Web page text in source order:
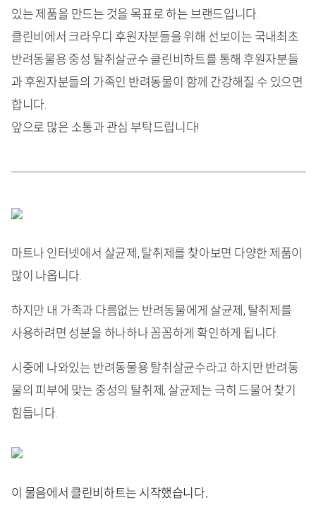
있는 제품을 만드는 것을 목표로 하는 브랜드입니다.
클린비에서 크라우디 후원자분들을 위해 선보이는 국내최초
반려동물용 중성 탈취살균수 클린비하트를 통해 후원자분들
과 후원자분들의 가족인 반려동물이 함께 간강해질 수 있으면
합니다.
앞으로 많은 소통과 관심 부탁드립니다!
마트나 인터넷에서 살균제, 탈취제를 찾아보면 다양한 제품이
많이 나옵니다.
하지만 내 가족과 다름없는 반려동물에게 살균제, 탈취제를
사용하려면 성분을 하나하나 꼼꼼하게 확인하게 됩니다.
시중에 나와있는 반려동물용 탈취살균수라고 하지만 반려동
물의 피부에 맞는 중성의 탈취제, 살균제는 극히 드물어 찾기
힘듭니다.
이 물음에서 클린비하트는 시작했습니다.